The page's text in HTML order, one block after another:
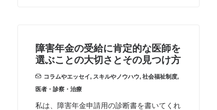
障害年金の受給に肯定的な医師を
選ぶことの大切さとその見つけ方
コラムやエッセイ, スキルやノウハウ, 社会福祉制度,
医者・診察・治療
私は、障害年金申請用の診断書を書いてくれ